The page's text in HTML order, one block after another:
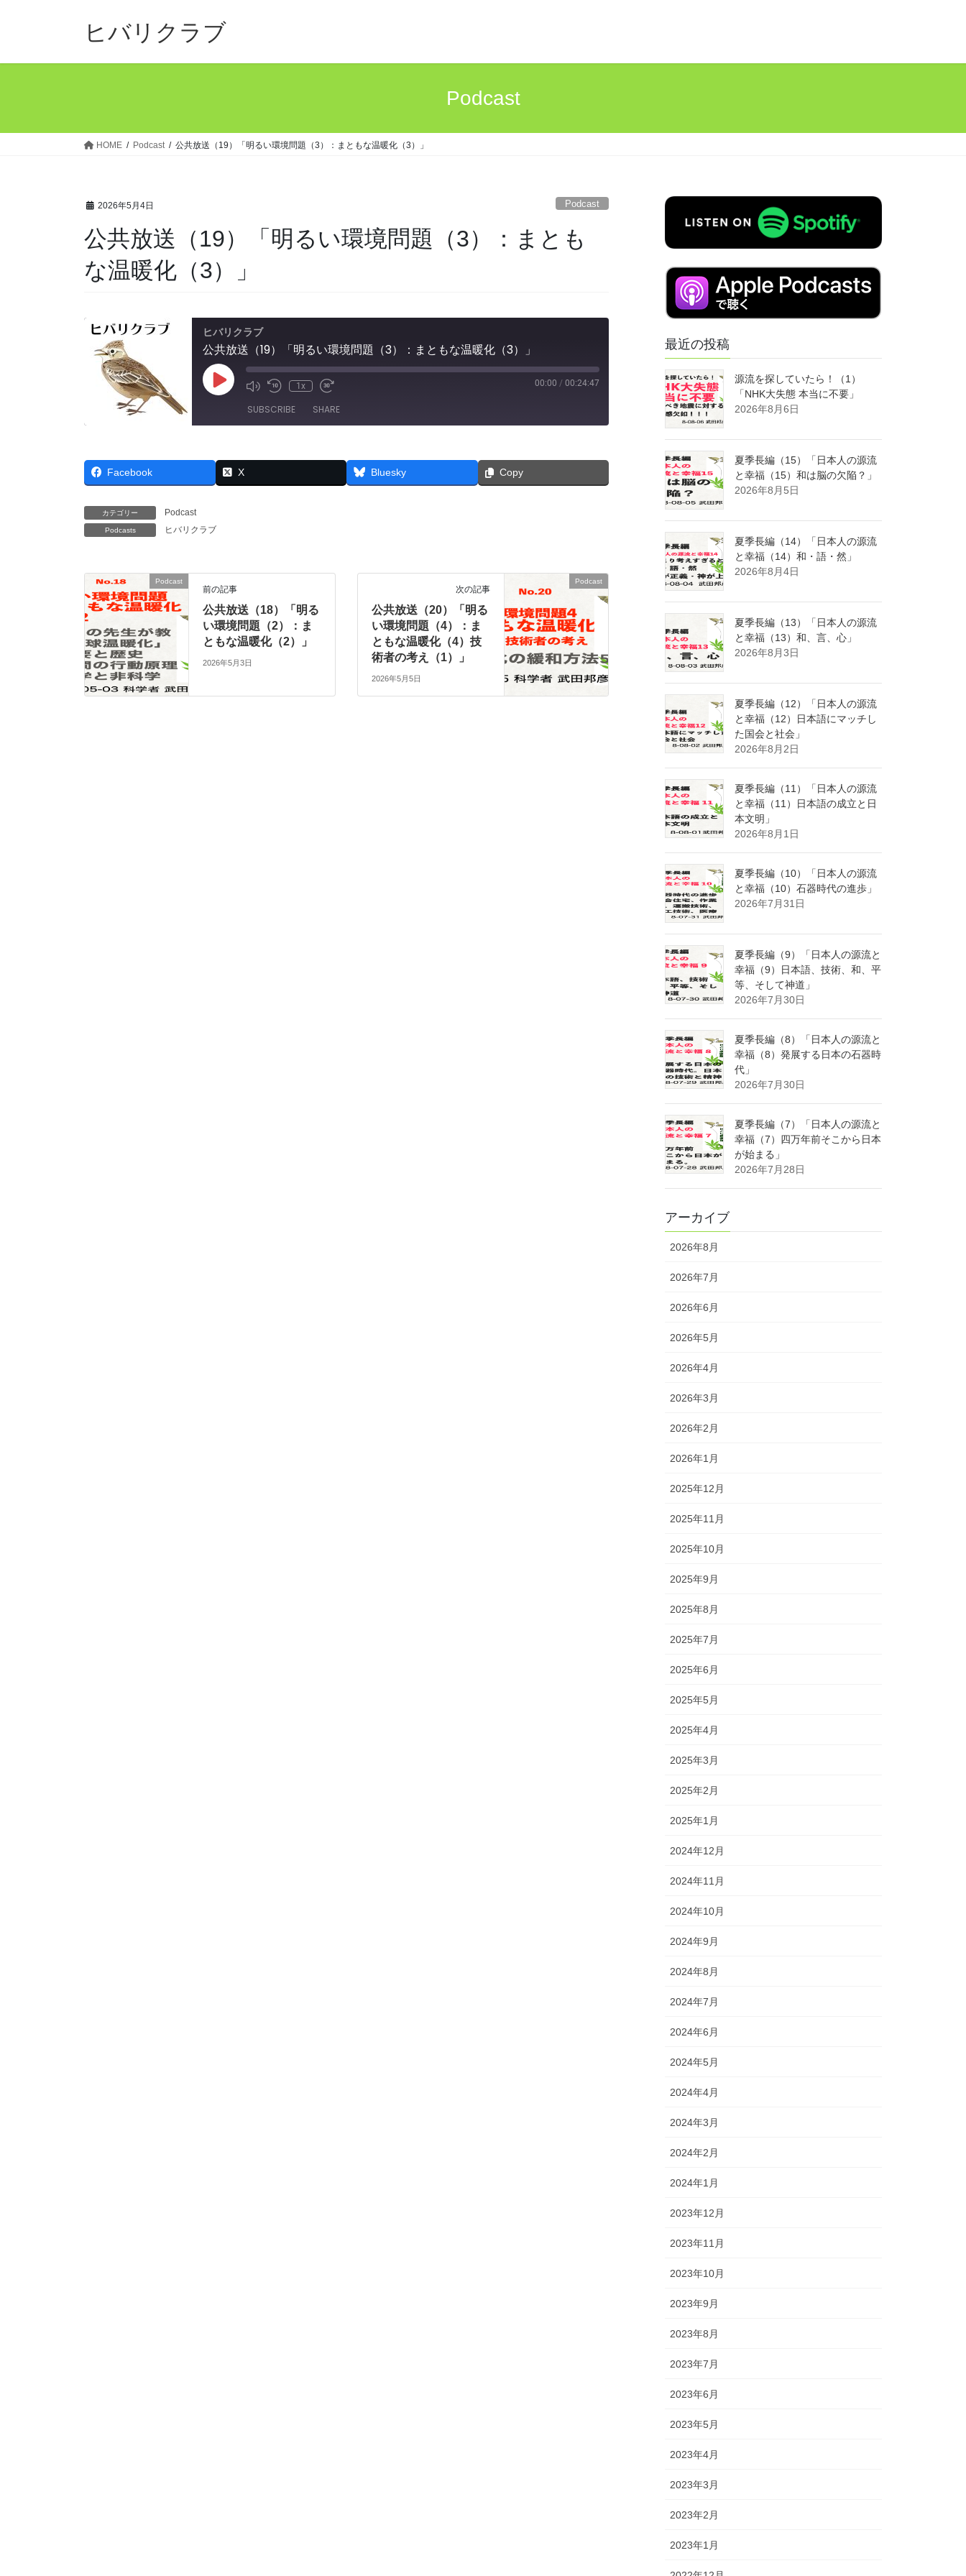
ヒバリクラブ
Podcast
HOME Podcast 公共放送（19）「明るい環境問題（3）：まともな温暖化（3）」
2026年5月4日 Podcast
公共放送（19）「明るい環境問題（3）：まとも
な温暖化（3）」
ヒバリクラブ
公共放送（19）「明るい環境問題（3）：まともな温暖化（3）」
Play
EpisodeMute/Unmute
Rewind
Seconds
1x
Fast
30
seconds
00:00 / 00:24:47
SUBSCRIBE SHARE
RSS FEED
LINK
EMBED
Facebook X Bluesky Copy
カテゴリー Podcast
Podcasts ヒバリクラブ
Podcast
前の記事
公共放送（18）「明る
い環境問題（2）：ま
ともな温暖化（2）」
2026年5月3日
Podcast
次の記事
公共放送（20）「明る
い環境問題（4）：ま
ともな温暖化（4）技
術者の考え（1）」
2026年5月5日
最近の投稿
源流を探していたら！（1）
「NHK大失態 本当に不要」
2026年8月6日
夏季長編（15）「日本人の源流
と幸福（15）和は脳の欠陥？」
2026年8月5日
夏季長編（14）「日本人の源流
と幸福（14）和・語・然」
2026年8月4日
夏季長編（13）「日本人の源流
と幸福（13）和、言、心」
2026年8月3日
夏季長編（12）「日本人の源流
と幸福（12）日本語にマッチし
た国会と社会」
2026年8月2日
夏季長編（11）「日本人の源流
と幸福（11）日本語の成立と日
本文明」
2026年8月1日
夏季長編（10）「日本人の源流
と幸福（10）石器時代の進歩」
2026年7月31日
夏季長編（9）「日本人の源流と
幸福（9）日本語、技術、和、平
等、そして神道」
2026年7月30日
夏季長編（8）「日本人の源流と
幸福（8）発展する日本の石器時
代」
2026年7月30日
夏季長編（7）「日本人の源流と
幸福（7）四万年前そこから日本
が始まる」
2026年7月28日
アーカイブ
2026年8月
2026年7月
2026年6月
2026年5月
2026年4月
2026年3月
2026年2月
2026年1月
2025年12月
2025年11月
2025年10月
2025年9月
2025年8月
2025年7月
2025年6月
2025年5月
2025年4月
2025年3月
2025年2月
2025年1月
2024年12月
2024年11月
2024年10月
2024年9月
2024年8月
2024年7月
2024年6月
2024年5月
2024年4月
2024年3月
2024年2月
2024年1月
2023年12月
2023年11月
2023年10月
2023年9月
2023年8月
2023年7月
2023年6月
2023年5月
2023年4月
2023年3月
2023年2月
2023年1月